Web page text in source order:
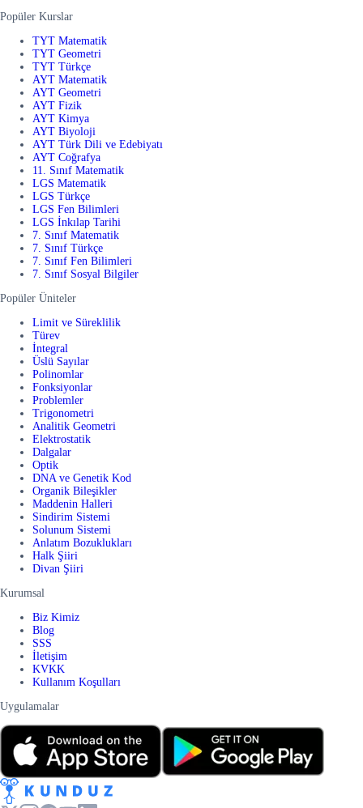
Popüler Kurslar
TYT Matematik
TYT Geometri
TYT Türkçe
AYT Matematik
AYT Geometri
AYT Fizik
AYT Kimya
AYT Biyoloji
AYT Türk Dili ve Edebiyatı
AYT Coğrafya
11. Sınıf Matematik
LGS Matematik
LGS Türkçe
LGS Fen Bilimleri
LGS İnkılap Tarihi
7. Sınıf Matematik
7. Sınıf Türkçe
7. Sınıf Fen Bilimleri
7. Sınıf Sosyal Bilgiler
Popüler Üniteler
Limit ve Süreklilik
Türev
İntegral
Üslü Sayılar
Polinomlar
Fonksiyonlar
Problemler
Trigonometri
Analitik Geometri
Elektrostatik
Dalgalar
Optik
DNA ve Genetik Kod
Organik Bileşikler
Maddenin Halleri
Sindirim Sistemi
Solunum Sistemi
Anlatım Bozuklukları
Halk Şiiri
Divan Şiiri
Kurumsal
Biz Kimiz
Blog
SSS
İletişim
KVKK
Kullanım Koşulları
Uygulamalar